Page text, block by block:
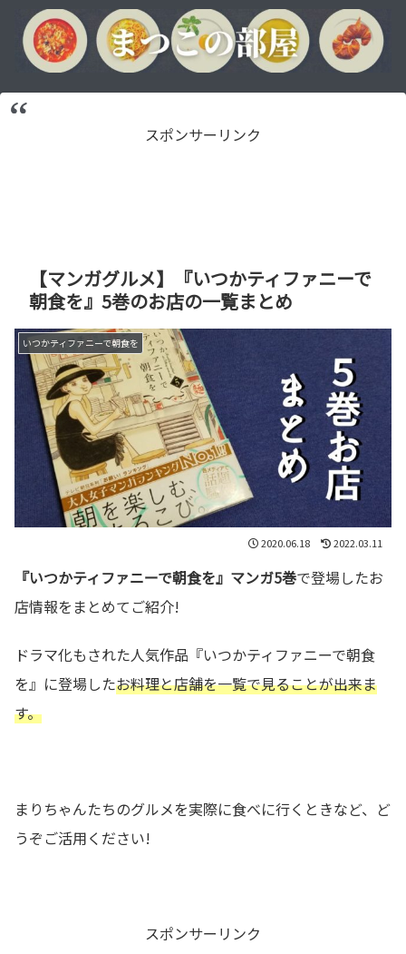
スポンサーリンク
【マンガグルメ】『いつかティファニーで
朝食を』5巻のお店の一覧まとめ
いつかティファニーで朝食を
2020.06.18 2022.03.11
『いつかティファニーで朝食を』マンガ5巻で登場したお
店情報をまとめてご紹介!
ドラマ化もされた人気作品『いつかティファニーで朝食
を』に登場したお料理と店舗を一覧で見ることが出来ま
す。
まりちゃんたちのグルメを実際に食べに行くときなど、ど
うぞご活用ください!
スポンサーリンク